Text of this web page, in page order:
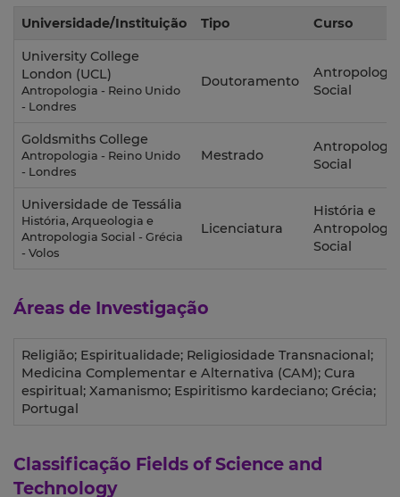
Universidade/Instituição Tipo Curso
University College
London (UCL)
Antropologia - Reino Unido
- Londres
Doutoramento
Antropologia
Social
Goldsmiths College
Antropologia - Reino Unido
- Londres
Mestrado
Antropologia
Social
Universidade de Tessália
História, Arqueologia e
Antropologia Social - Grécia
- Volos
Licenciatura
História e
Antropologia
Social
Áreas de Investigação
Religião; Espiritualidade; Religiosidade Transnacional;
Medicina Complementar e Alternativa (CAM); Cura
espiritual; Xamanismo; Espiritismo kardeciano; Grécia;
Portugal
Classificação Fields of Science and
Technology